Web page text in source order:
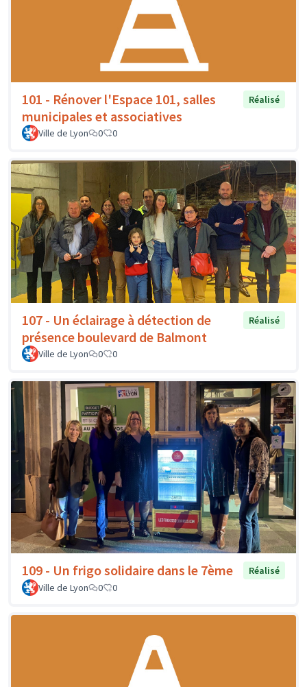
101 - Rénover l'Espace 101, salles
municipales et associatives
Réalisé
Ville de Lyon 0 0
107 - Un éclairage à détection de
présence boulevard de Balmont
Réalisé
Ville de Lyon 0 0
109 - Un frigo solidaire dans le 7ème
Réalisé
Ville de Lyon
0 0